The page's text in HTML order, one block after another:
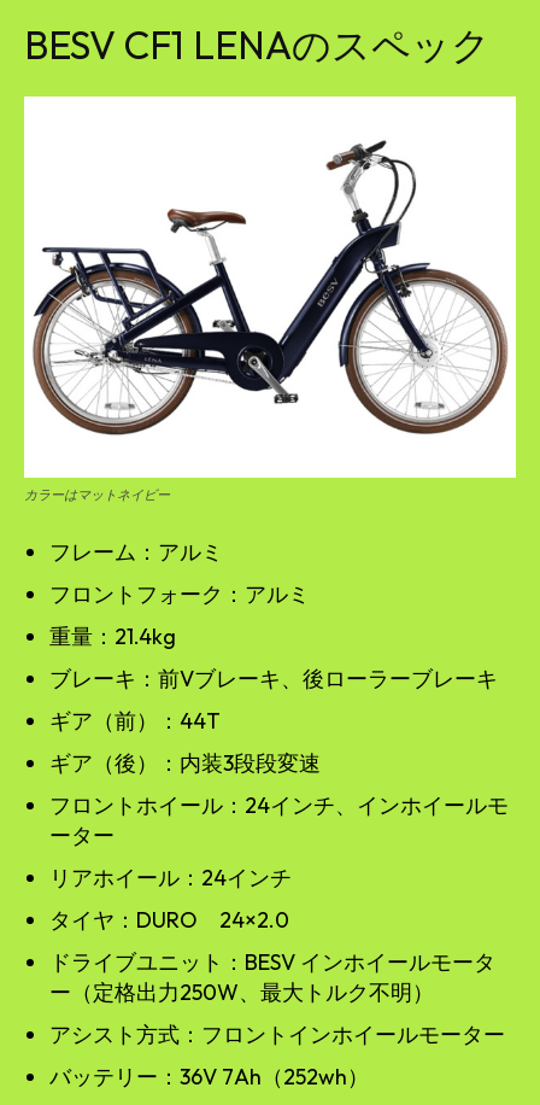
BESV CF1 LENAのスペック
カラーはマットネイビー
フレーム：アルミ
フロントフォーク：アルミ
重量：21.4kg
ブレーキ：前Vブレーキ、後ローラーブレーキ
ギア（前）：44T
ギア（後）：内装3段段変速
フロントホイール：24インチ、インホイールモ
ーター
リアホイール：24インチ
タイヤ：DURO 24×2.0
ドライブユニット：BESV インホイールモータ
ー（定格出力250W、最大トルク不明）
アシスト方式：フロントインホイールモーター
バッテリー：36V 7Ah（252wh）